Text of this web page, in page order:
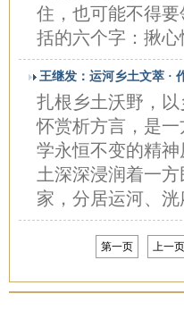
住，也可能不得
括的六个字：揪
王继发：运河乡土文萃 ·
扎根乡土沃野，
怀赏析方言，是
学永恒不变的精
土深深浸润着一
家，分居运河、
第一页 上一页